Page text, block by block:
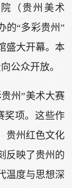
（贵州美术
的“多彩贵州”
盛大开幕。本
公众开放。
州”美术大赛
奖项。这些作
贵州红色文化
反映了贵州的
温度与思想深